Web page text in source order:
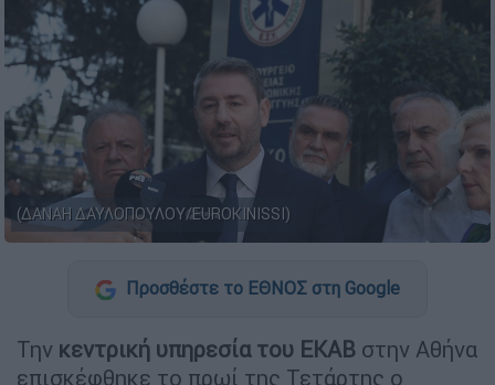
(ΔΑΝΑΗ ΔΑΥΛΟΠΟΥΛΟΥ/EUROKINISSI)
Προσθέστε το ΕΘΝΟΣ στη Google
Την κεντρική υπηρεσία του ΕΚΑΒ στην Αθήνα
επισκέφθηκε το πρωί της Τετάρτης ο